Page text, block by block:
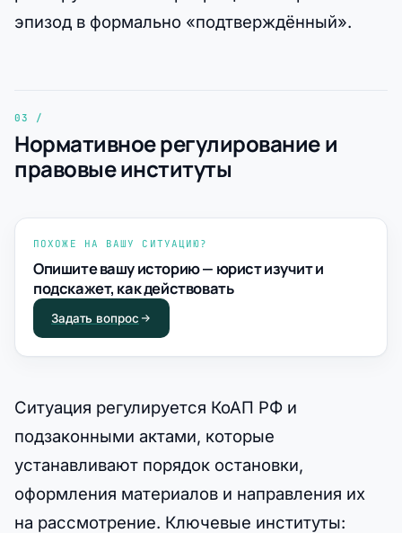
эпизод в формально «подтверждённый».
Нормативное регулирование и
правовые институты
ПОХОЖЕ НА ВАШУ СИТУАЦИЮ?
Опишите вашу историю — юрист изучит и
подскажет, как действовать
Задать вопрос
Ситуация регулируется КоАП РФ и
подзаконными актами, которые
устанавливают порядок остановки,
оформления материалов и направления их
на рассмотрение. Ключевые институты: